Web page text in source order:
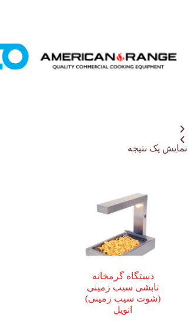
نمایش یک نتیجه
دستگاه گرمخانه
تابشی سیب زمینی
(شوت سیب زمینی)
انویل